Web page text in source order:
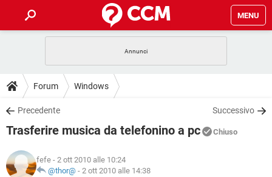
MENU
INTRATTENIMENTO
iOS
INSTAGRAM WHATSAPP
TIKTOK
HARDWARE
GUIDE
COVID-19
INSTAGRAM
DOWNLOAD
COVID-19 GAMING
INTRATTENIMENTO
iOS WINDOWS 10
COVID-19
GLOSSARIO
Forum Windows
Precedente Successivo
Trasferire musica da telefonino a pc Chiuso
fefe - 2 ott 2010 alle 10:24
@thor@ - 2 ott 2010 alle 14:38